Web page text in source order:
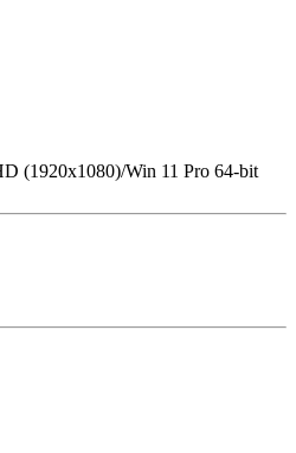
(1920x1080)/Win 11 Pro 64-bit